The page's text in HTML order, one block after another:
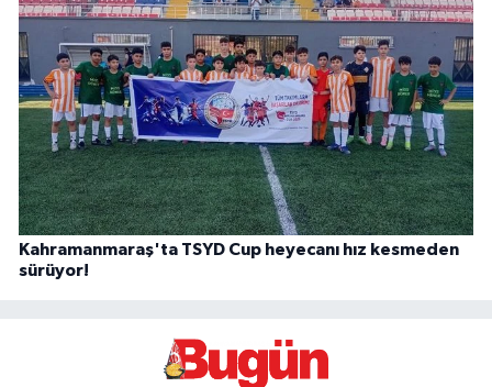
Kahramanmaraş'ta TSYD Cup heyecanı hız kesmeden
sürüyor!